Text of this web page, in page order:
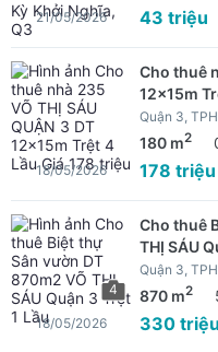
43 triệu
21/05/2026
Cho thuê
12x15m
Quận 3,
180 m2
178 triệu
18/05/2026
4
Cho thuê
THỊ SÁU
Quận 3,
870 m2
330 triệu
18/05/2026